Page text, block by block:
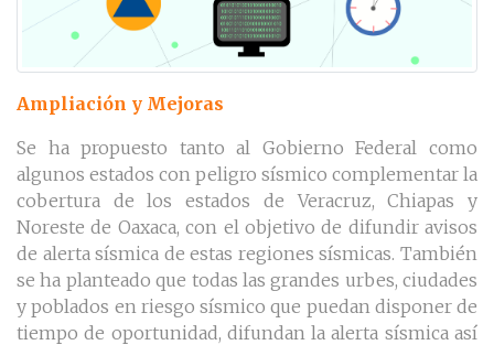
Ampliación y Mejoras
Se ha propuesto tanto al Gobierno Federal como
algunos estados con peligro sísmico complementar la
cobertura de los estados de Veracruz, Chiapas y
Noreste de Oaxaca, con el objetivo de difundir avisos
de alerta sísmica de estas regiones sísmicas. También
se ha planteado que todas las grandes urbes, ciudades
y poblados en riesgo sísmico que puedan disponer de
tiempo de oportunidad, difundan la alerta sísmica así